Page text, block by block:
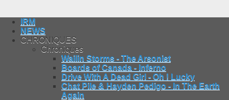
IRM
NEWS
CHRONIQUES
Chroniques
Wailin Storms - The Arsonist
Boards of Canada - Inferno
Drive With A Dead Girl - Oh ! Lucky
Chat Pile & Hayden Pedigo - In The Earth
Again